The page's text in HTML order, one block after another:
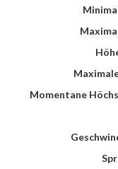
Momentane